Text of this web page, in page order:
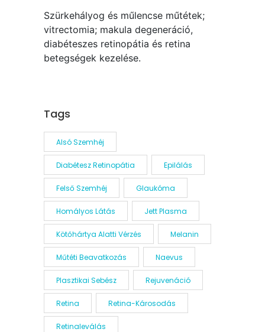
Szürkehályog és műlencse műtétek;
vitrectomia; makula degeneráció,
diabéteszes retinopátia és retina
betegségek kezelése.
Tags
Alsó Szemhéj
Diabétesz Retinopátia Epilálás
Felső Szemhéj Glaukóma
Homályos Látás Jett Plasma
Kötőhártya Alatti Vérzés Melanin
Műtéti Beavatkozás Naevus
Plasztikai Sebész Rejuvenáció
Retina Retina-Károsodás
Retinaleválás